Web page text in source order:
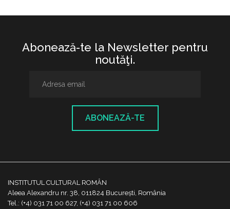
Abonează-te la Newsletter pentru
noutăţi.
ABONEAZĂ-TE
INSTITUTUL CULTURAL ROMÂN
Aleea Alexandru nr. 38, 011824 București, România
Tel.: (+4) 031 71 00 627, (+4) 031 71 00 606